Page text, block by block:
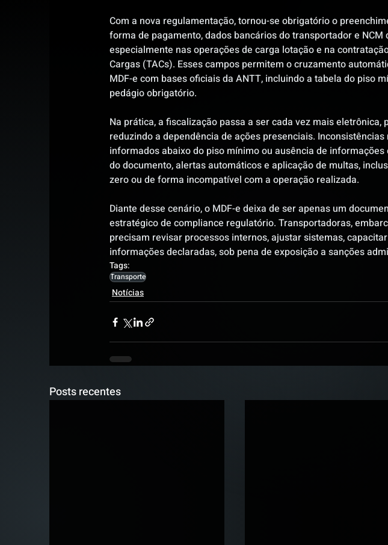
Com a nova regulamentação, tornou-se obrigatório o
forma de pagamento, dados bancários do transportador e
especialmente nas operações de carga lotação e na
Cargas (TACs). Esses campos permitem o cruzamento
MDF-e com bases oficiais da ANTT, incluindo a tabela do piso
pedágio obrigatório.
Na prática, a fiscalização passa a ser cada vez mais eletrônica,
reduzindo a dependência de ações presenciais.
informados abaixo do piso mínimo ou ausência de
do documento, alertas automáticos e aplicação de multas,
zero ou de forma incompatível com a operação realizada.
Diante desse cenário, o MDF-e deixa de ser apenas um
estratégico de compliance regulatório. Transportadoras,
precisam revisar processos internos, ajustar sistemas,
informações declaradas, sob pena de exposição a sanções
Tags:
Transporte
Notícias
Posts recentes